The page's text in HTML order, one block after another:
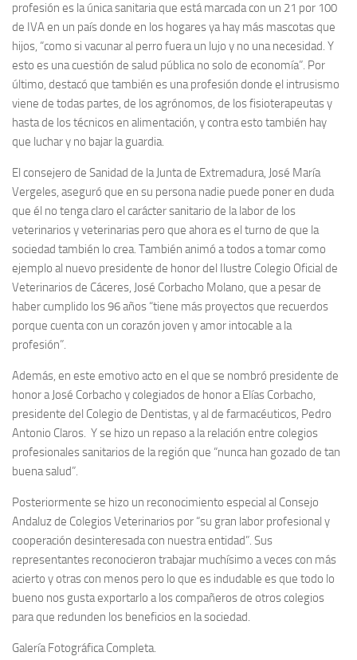
profesión es la única sanitaria que está marcada con un 21 por 100
de IVA en un país donde en los hogares ya hay más mascotas que
hijos, “como si vacunar al perro fuera un lujo y no una necesidad. Y
esto es una cuestión de salud pública no solo de economía”. Por
último, destacó que también es una profesión donde el intrusismo
viene de todas partes, de los agrónomos, de los fisioterapeutas y
hasta de los técnicos en alimentación, y contra esto también hay
que luchar y no bajar la guardia.
El consejero de Sanidad de la Junta de Extremadura, José María
Vergeles, aseguró que en su persona nadie puede poner en duda
que él no tenga claro el carácter sanitario de la labor de los
veterinarios y veterinarias pero que ahora es el turno de que la
sociedad también lo crea. También animó a todos a tomar como
ejemplo al nuevo presidente de honor del Ilustre Colegio Oficial de
Veterinarios de Cáceres, José Corbacho Molano, que a pesar de
haber cumplido los 96 años “tiene más proyectos que recuerdos
porque cuenta con un corazón joven y amor intocable a la
profesión”.
Además, en este emotivo acto en el que se nombró presidente de
honor a José Corbacho y colegiados de honor a Elías Corbacho,
presidente del Colegio de Dentistas, y al de farmacéuticos, Pedro
Antonio Claros. Y se hizo un repaso a la relación entre colegios
profesionales sanitarios de la región que “nunca han gozado de tan
buena salud”.
Posteriormente se hizo un reconocimiento especial al Consejo
Andaluz de Colegios Veterinarios por “su gran labor profesional y
cooperación desinteresada con nuestra entidad”. Sus
representantes reconocieron trabajar muchísimo a veces con más
acierto y otras con menos pero lo que es indudable es que todo lo
bueno nos gusta exportarlo a los compañeros de otros colegios
para que redunden los beneficios en la sociedad.
Galería Fotográfica Completa.